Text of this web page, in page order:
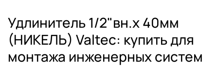
Удлинитель 1/2"вн.х 40мм
(НИКЕЛЬ) Valtec: купить для
монтажа инженерных систем